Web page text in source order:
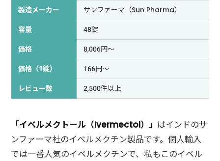
製造メーカー
サンファーマ（Sun Pharma）
容量
48錠
価格
8,006円～
価格（1錠）
166円～
レビュー数
2,500件以上
「イベルメクトール（Ivermectol）」 はインドのサ
ンファーマ社のイベルメクチン製品です。個人輸入
では一番人気のイベルメクチンで、私もこのイベル